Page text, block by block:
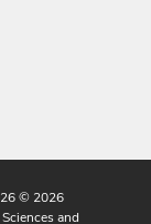
© 2026
and